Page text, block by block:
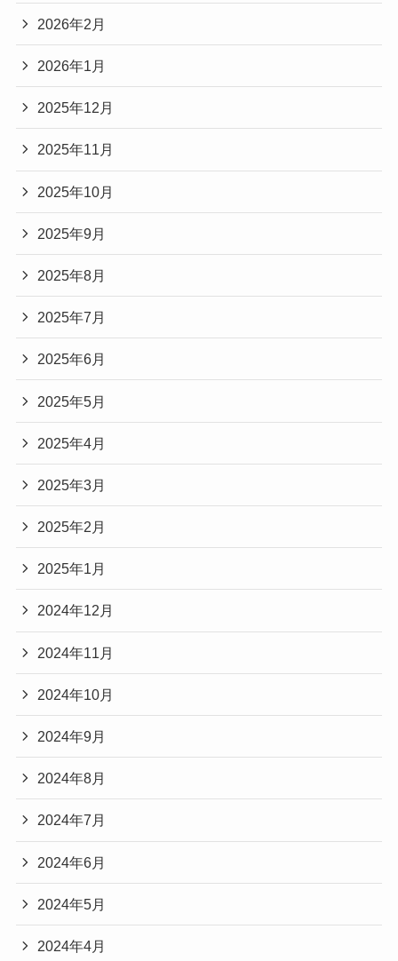
2026年2月
2026年1月
2025年12月
2025年11月
2025年10月
2025年9月
2025年8月
2025年7月
2025年6月
2025年5月
2025年4月
2025年3月
2025年2月
2025年1月
2024年12月
2024年11月
2024年10月
2024年9月
2024年8月
2024年7月
2024年6月
2024年5月
2024年4月